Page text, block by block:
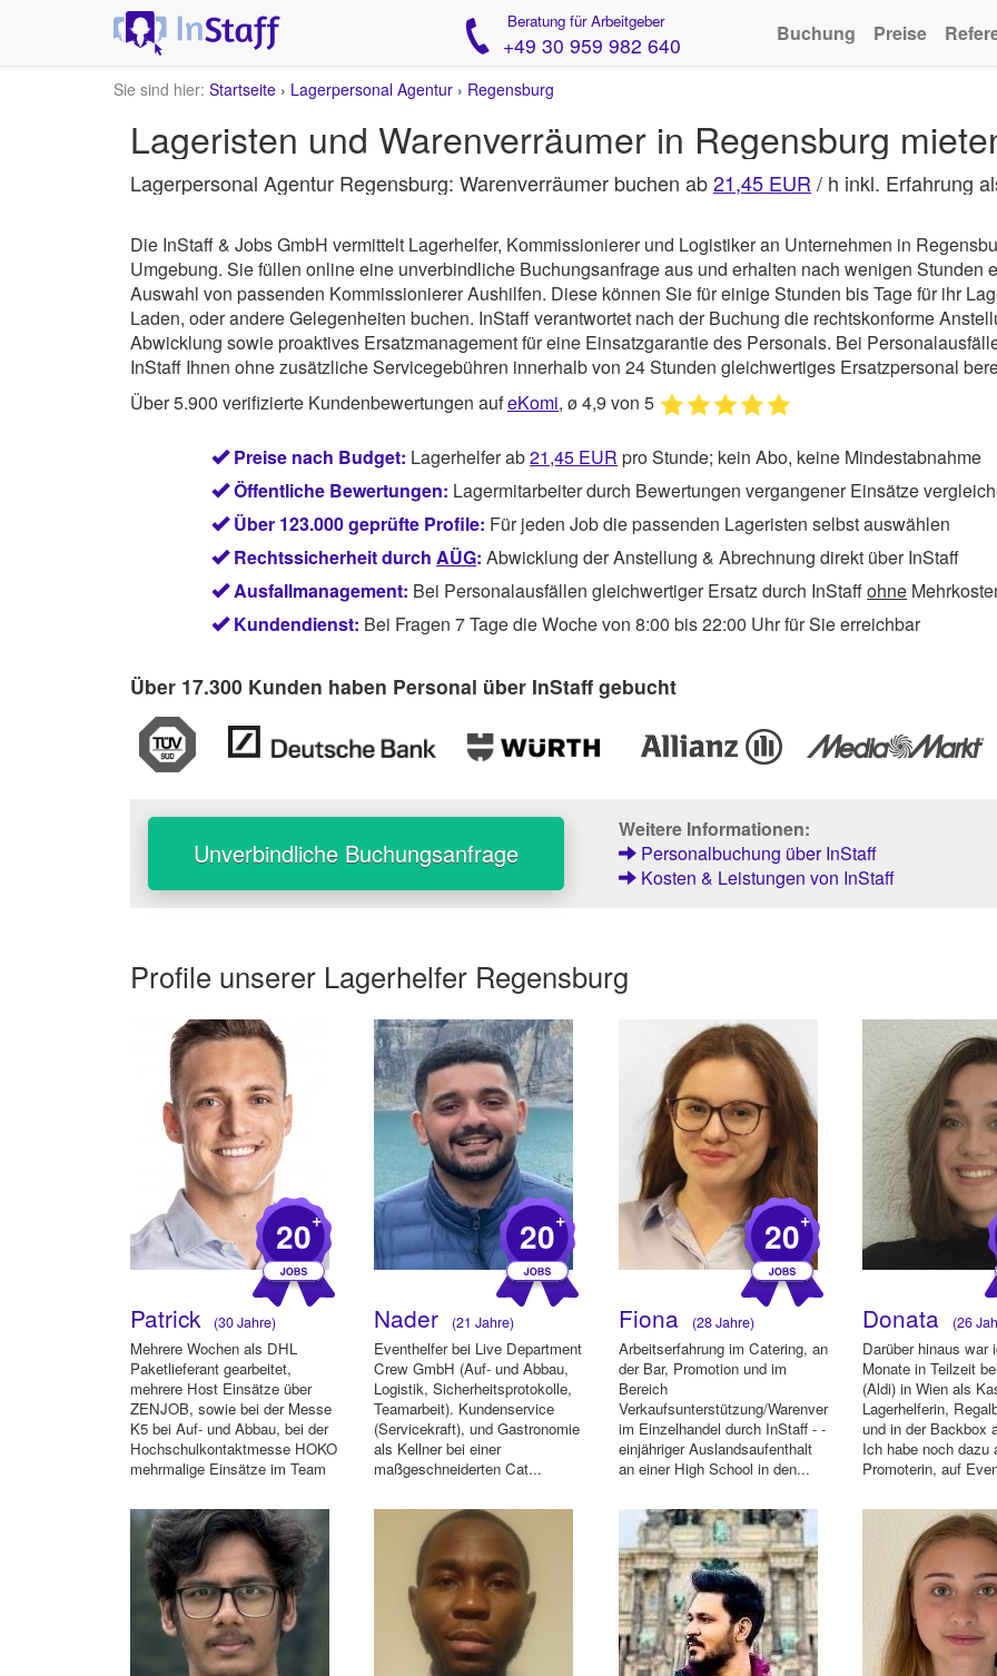
Beratung für Arbeitgeber
+49 30 959 982 640 Buchung Preise
Sie sind hier: Startseite › Lagerpersonal Agentur › Regensburg
Lageristen und Warenverräumer in Regensburg
Lagerpersonal Agentur Regensburg: Warenverräumer buchen ab21,45 EUR / h inkl. Erfahrung
Die InStaff & Jobs GmbH vermittelt Lagerhelfer, Kommissionierer und Logistiker an Unternehmen in
Umgebung. Sie füllen online eine unverbindliche Buchungsanfrage aus und erhalten nach wenigen Stunden
Auswahl von passenden Kommissionierer Aushilfen. Diese können Sie für einige Stunden bis Tage für ihr
Laden, oder andere Gelegenheiten buchen. InStaffverantwortet nach der Buchung die rechtskonforme
Abwicklung sowie proaktives Ersatzmanagement für eine Einsatzgarantie des Personals. Bei
InStaff Ihnen ohne zusätzliche Servicegebühren innerhalb von 24 Stunden gleichwertiges Ersatzpersonal
Über 5.900 verifizierte Kundenbewertungen aufeKomi, ø 4,9 von 5
Preise nach Budget: Lagerhelfer ab21,45 EUR pro Stunde; kein Abo, keine Mindestabnahme
Öffentliche Bewertungen: Lagermitarbeiter durch Bewertungen vergangener Einsätze
Über 123.000 geprüfte Profile: Für jeden Job die passenden Lageristen selbst auswählen
Rechtssicherheit durchAÜG: Abwicklung der Anstellung & Abrechnung direkt über InStaff
Ausfallmanagement: Bei Personalausfällen gleichwertiger Ersatz durch InStaffohne
Kundendienst: Bei Fragen 7 Tage die Woche von 8:00 bis 22:00 Uhr für Sie erreichbar
Über 17.300 Kunden haben Personal über InStaff gebucht
Unverbindliche Buchungsanfrage
Weitere Informationen:
Personalbuchung über InStaff
Kosten & Leistungen von InStaff
Profile unserer Lagerhelfer Regensburg
20+
Patrick (30 Jahre)
Mehrere Wochen als DHL
Paketlieferant gearbeitet,
mehrere Host Einsätze über
ZENJOB, sowie bei der Messe
K5 bei Auf- und Abbau, bei der
Hochschulkontaktmesse HOKO
mehrmalige Einsätze im Team
20+
Nader (21 Jahre)
Eventhelfer bei Live Department
Crew GmbH (Auf- und Abbau,
Logistik, Sicherheitsprotokolle,
Teamarbeit). Kundenservice
(Servicekraft), und Gastronomie
als Kellner bei einer
maßgeschneiderten Cat...
20+
Fiona (28 Jahre)
Arbeitserfahrung im Catering, an
der Bar, Promotion und im
Bereich
Verkaufsunterstützung/Warenverräumung
im Einzelhandel durch InStaff - -
einjähriger Auslandsaufenthalt
an einer High School in den...
Donata (26
Darüber hinaus war
Monate in Teilzeit
(Aldi) in Wien als
Lagerhelferin,
und in der Backbox
Ich habe noch dazu
Promoterin, auf